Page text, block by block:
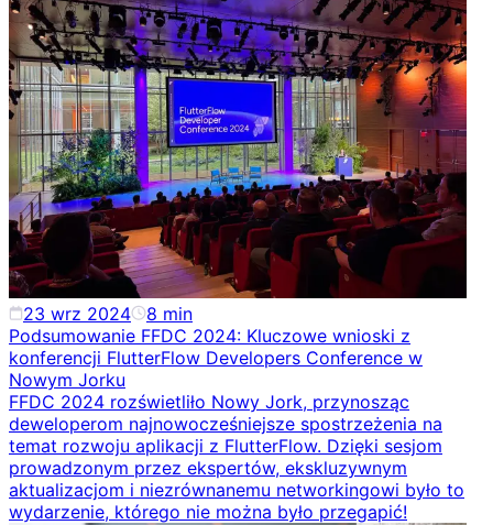
23 wrz 2024 8 min
Podsumowanie FFDC 2024: Kluczowe wnioski z
konferencji FlutterFlow Developers Conference w
Nowym Jorku
FFDC 2024 rozświetliło Nowy Jork, przynosząc
deweloperom najnowocześniejsze spostrzeżenia na
temat rozwoju aplikacji z FlutterFlow. Dzięki sesjom
prowadzonym przez ekspertów, ekskluzywnym
aktualizacjom i niezrównanemu networkingowi było to
wydarzenie, którego nie można było przegapić!